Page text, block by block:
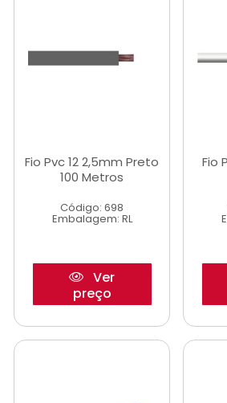
Fio Pvc 12 2,5mm Preto
100 Metros
Código: 698
Embalagem: RL
Ver
preço
Fio